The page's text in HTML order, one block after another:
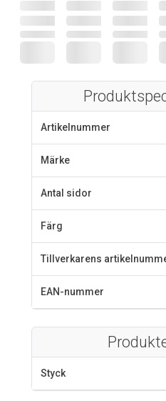
Artikelnummer
Märke
Antal sidor
Färg
Tillverkarens
EAN-nummer
Styck